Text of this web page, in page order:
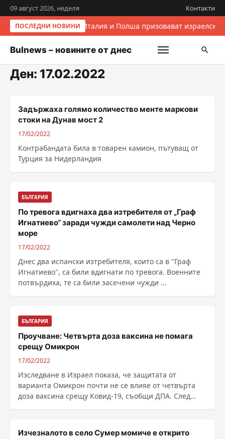
09 август 2026, неделя Контакти
ПОСЛЕДНИ НОВИНИ Италия и Полша призовават
Bulnews – новините от днес
Ден: 17.02.2022
Задържаха голямо количество менте маркови
стоки на Дунав мост 2
17/02/2022
Контрабандата била в товарен камион, пътуващ от
Турция за Нидерландия
БЪЛГАРИЯ
По тревога вдигнаха два изтребителя от „Граф
Игнатиево“ заради чужди самолети над Черно
море
17/02/2022
Днес два испански изтребителя, които са в "Граф
Игнатиево", са били вдигнати по тревога. Военните
потвърдиха, те са били засечени чужди ...
БЪЛГАРИЯ
Проучване: Четвърта доза ваксина не помага
срещу Омикрон
17/02/2022
Изследване в Израел показа, че защитата от
варианта Омикрон почти не се влияе от четвърта
доза ваксина срещу Ковид-19, съобщи ДПА. След
Изчезналото в село Сумер момиче е открито